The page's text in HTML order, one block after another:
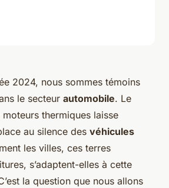
2024, nous sommes témoins
le secteur automobile. Le
thermiques laisse
au silence des véhicules
les villes, ces terres
s’adaptent-elles à cette
la question que nous allons